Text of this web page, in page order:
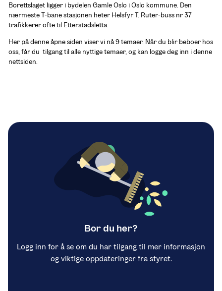
Borettslaget ligger i bydelen Gamle Oslo i Oslo kommune. Den
nærmeste T-bane stasjonen heter Helsfyr T. Ruter-buss nr 37
trafikkerer ofte til Etterstadsletta.
Her på denne åpne siden viser vi nå 9 temaer. Når du blir beboer hos
oss, får du  tilgang til alle nyttige temaer, og kan logge deg inn i denne
nettsiden.
Bor du her?
Logg inn for å se om du har tilgang til mer informasjon
og viktige oppdateringer fra styret.